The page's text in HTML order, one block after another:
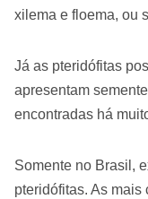
xilema e floema, ou
Já as pteridófitas
apresentam
encontradas há
Somente no Brasil,
pteridófitas. As